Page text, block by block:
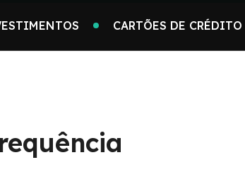
CARTÕES DE CRÉDITO